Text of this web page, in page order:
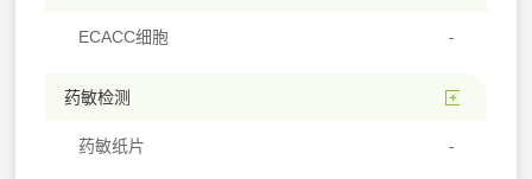
ECACC细胞
药敏检测
药敏纸片